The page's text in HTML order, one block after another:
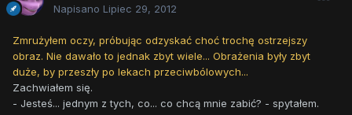
Napisano Lipiec 29, 2012
Zmrużyłem oczy, próbując odzyskać choć trochę ostrzejszy
obraz. Nie dawało to jednak zbyt wiele... Obrażenia były zbyt
duże, by przeszły po lekach przeciwbólowych...
Zachwiałem się.
- Jesteś... jednym z tych, co... co chcą mnie zabić? - spytałem.